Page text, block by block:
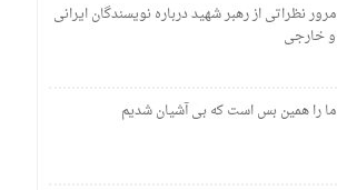
مرور نظراتی از رهبر شهید درباره نویسندگان ایرانی
و خارجی
ما را همین بس است که بی آشیان شدیم